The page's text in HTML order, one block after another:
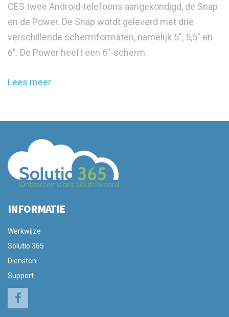
CES twee Android-telefoons aangekondigd, de Snap
en de Power. De Snap wordt geleverd met drie
verschillende schermformaten, namelijk 5", 5,5" en
6". De Power heeft een 6"-scherm.
Lees meer
INFORMATIE
Werkwijze
Solutio 365
Diensten
Support